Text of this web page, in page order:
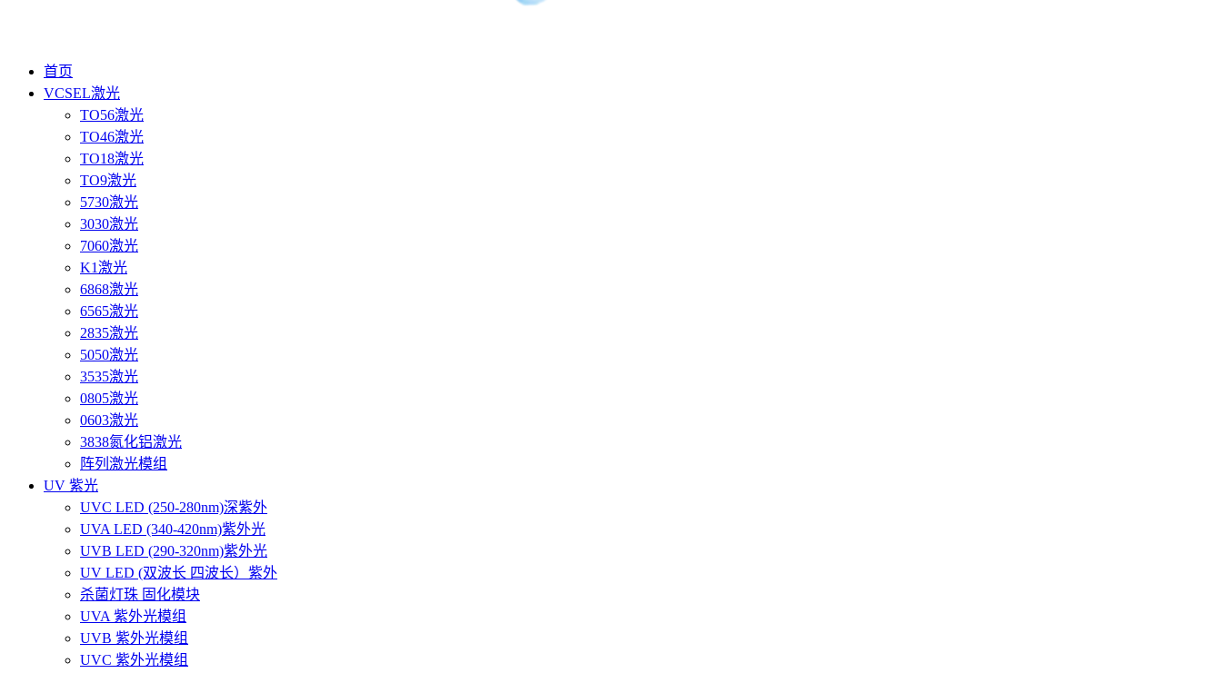
首页
VCSEL激光
TO56激光
TO46激光
TO18激光
TO9激光
5730激光
3030激光
7060激光
K1激光
6868激光
6565激光
2835激光
5050激光
3535激光
0805激光
0603激光
3838氮化铝激光
阵列激光模组
UV 紫光
UVC LED (250-280nm)深紫外
UVA LED (340-420nm)紫外光
UVB LED (290-320nm)紫外光
UV LED (双波长 四波长）紫外
杀菌灯珠 固化模块
UVA 紫外光模组
UVB 紫外光模组
UVC 紫外光模组